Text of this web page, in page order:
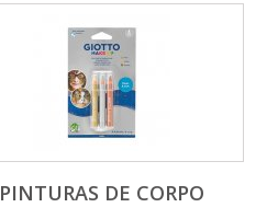
PINTURAS DE CORPO